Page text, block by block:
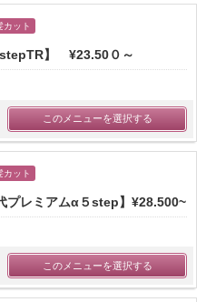
カット
】​ ¥23.50０～
このメニューを選択する
カット
レミアムα５step】¥28.500~
このメニューを選択する